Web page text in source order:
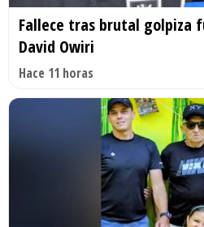
Fallece tras brutal golpiza
David Owiri
Hace 11 horas